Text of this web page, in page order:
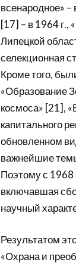
всенародное»
[17] – в 1964 г.,
Липецкой
селекционная
Кроме того,
«Образование
космоса» [21],
капитального
обновленном
важнейшие
Поэтому с 1968
включавшая
научный
Результатом
«Охрана и